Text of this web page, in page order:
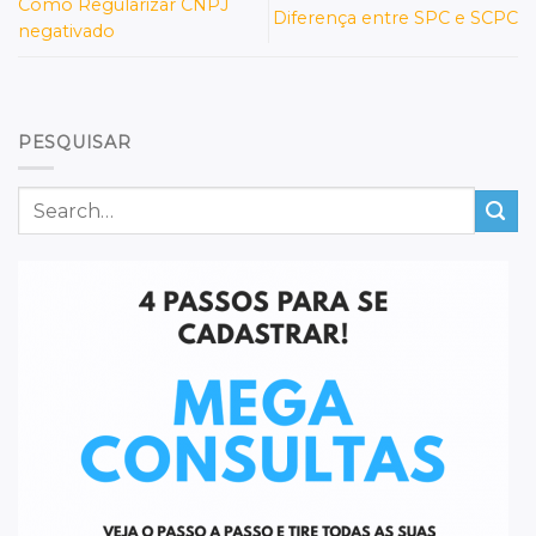
Como Regularizar CNPJ
negativado
Diferença entre SPC e SCPC
PESQUISAR